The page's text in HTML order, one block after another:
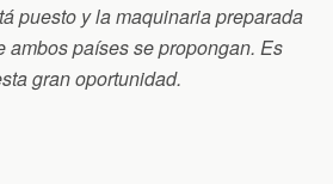
puesto y la maquinaria preparada
ambos países se propongan. Es
gran oportunidad.